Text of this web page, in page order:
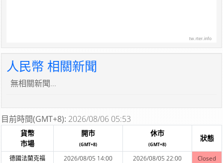
tw.rter.info
人民幣 相關新聞
無相關新聞...
目前時間(GMT+8): 2026/08/06 05:53
貨幣
市場
開市
(GMT+8)
休市
(GMT+8)
狀態
德國法蘭克福 2026/08/05 14:00 2026/08/05 22:00
Closed